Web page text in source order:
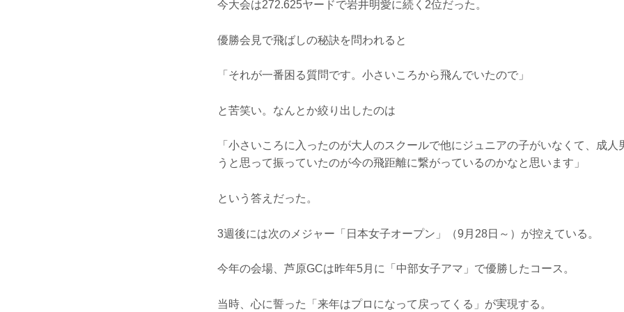
今大会は272.625ヤードで岩井明愛に続く2位だった。
優勝会見で飛ばしの秘訣を問われると
「それが一番困る質問です。小さいころから飛んでいたので」
と苦笑い。なんとか絞り出したのは
「小さいころに入ったのが大人のスクールで他にジュニアの子がいなくて、成人
うと思って振っていたのが今の飛距離に繋がっているのかなと思います」
という答えだった。
3週後には次のメジャー「日本女子オープン」（9月28日～）が控えている。
今年の会場、芦原GCは昨年5月に「中部女子アマ」で優勝したコース。
当時、心に誓った「来年はプロになって戻ってくる」が実現する。